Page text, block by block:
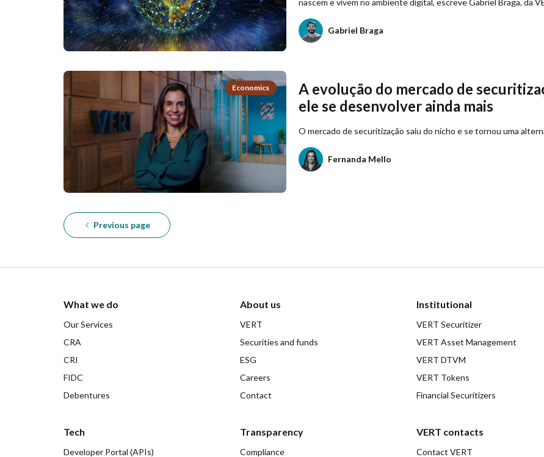
nascem e vivem no ambiente digital, escreve Gabriel Braga, da
Gabriel Braga
Economics
A evolução do mercado de
ele se desenvolver ainda mais
O mercado de securitização saiu do nicho e se tornou uma
Fernanda Mello
Previous page
What we do
Our Services
CRA
CRI
FIDC
Debentures
About us
VERT
Securities and funds
ESG
Careers
Contact
Institutional
VERT Securitizer
VERT Asset Management
VERT DTVM
VERT Tokens
Financial Securitizers
Tech
Developer Portal (APIs)
Transparency
Compliance
VERT contacts
Contact VERT